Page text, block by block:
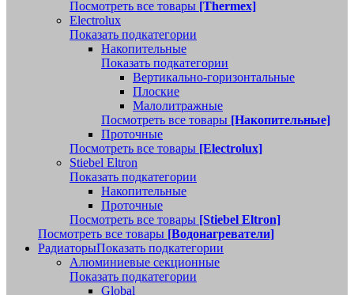
Посмотреть все товары [Thermex]
Electrolux
Показать подкатегории
Накопительные
Показать подкатегории
Вертикально-горизонтальные
Плоские
Малолитражные
Посмотреть все товары [Накопительные]
Проточные
Посмотреть все товары [Electrolux]
Stiebel Eltron
Показать подкатегории
Накопительные
Проточные
Посмотреть все товары [Stiebel Eltron]
Посмотреть все товары [Водонагреватели]
РадиаторыПоказать подкатегории
Алюминиевые секционные
Показать подкатегории
Global